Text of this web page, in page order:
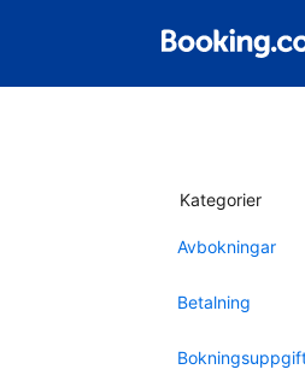
Kategorier
Avbokningar
Betalning